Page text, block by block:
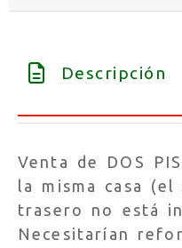
Descripción
Venta de DOS
la misma casa (el
trasero no está
Necesitarían